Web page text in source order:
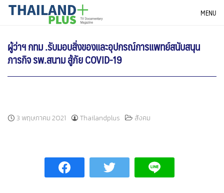
SkipTHAILANDPLUS NEWS MENU
ผู้ว่าฯ กทม .รับมอบสิ่งของและอุปกรณ์การแพทย์สนับสนุน
ภารกิจ รพ.สนาม สู้ภัย COVID-19
3 พฤษภาคม 2021 Thailandplus สังคม